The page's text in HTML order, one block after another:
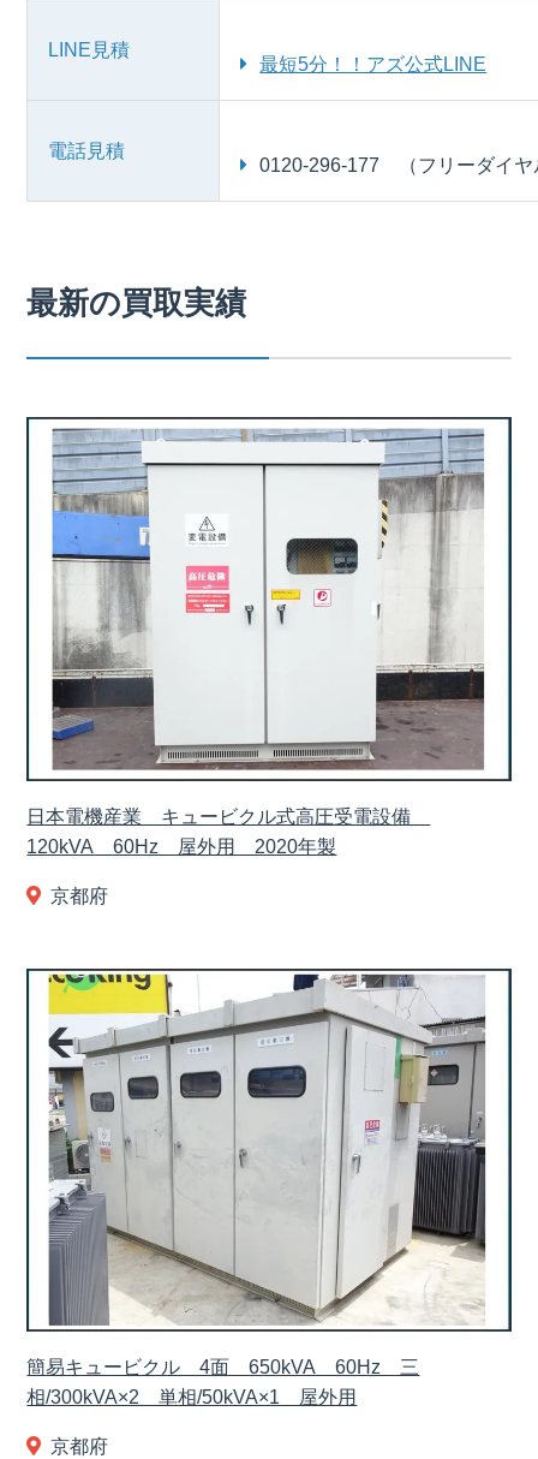
LINE見積
最短5分！！アズ公式LINE
電話見積
0120-296-177 （フリーダイヤ
最新の買取実績
日本電機産業 キュービクル式高圧受電設備
120kVA 60Hz 屋外用 2020年製
京都府
簡易キュービクル 4面 650kVA 60Hz 三
相/300kVA×2 単相/50kVA×1 屋外用
京都府